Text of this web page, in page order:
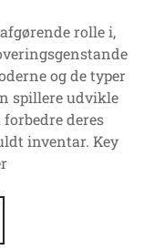
rolle i,
og de typer
spillere udvikle
deres
inventar. Key